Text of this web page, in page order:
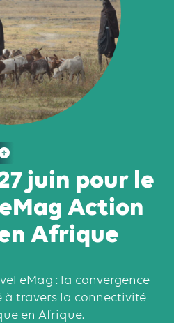
juin pour le
Action
Afrique
eMag : la convergence
à travers la connectivité
en Afrique.